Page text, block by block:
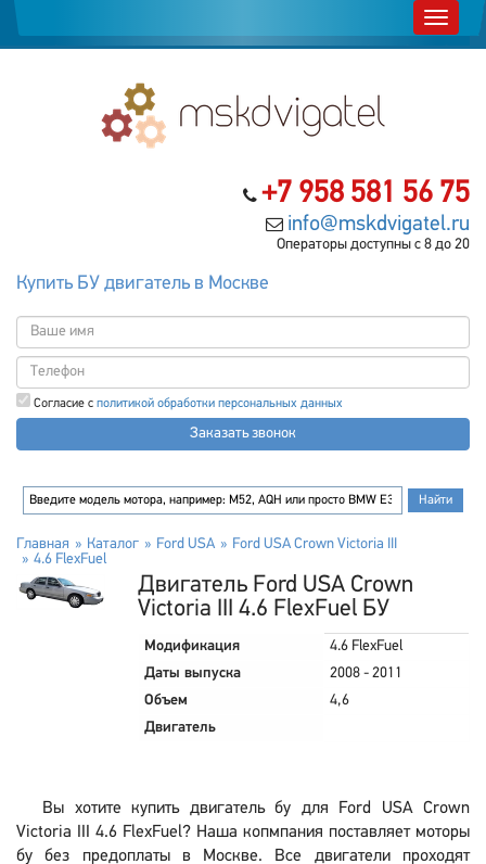
+7 958 581 56 75
info@mskdvigatel.ru
Операторы доступны с 8 до 20
Купить БУ двигатель в Москве
Согласие с политикой обработки персональных данных
Заказать звонок
Главная Каталог Ford USA
Ford USA Crown Victoria III
4.6 FlexFuel
Двигатель Ford USA Crown
Victoria III 4.6 FlexFuel БУ
Модификация
4.6 FlexFuel
Даты выпуска
2008 - 2011
Объем
4,6
Двигатель
Вы хотите купить двигатель бу для Ford USA Crown
Victoria III 4.6 FlexFuel? Наша копмпания поставляет моторы
бу без предоплаты в Москве. Все двигатели проходят